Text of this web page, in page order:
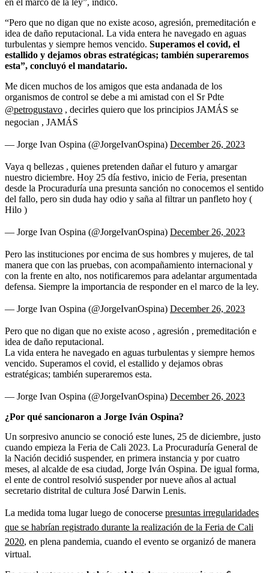
“Pero que no digan que no existe acoso, agresión, premeditación e
idea de daño reputacional. La vida entera he navegado en aguas
turbulentas y siempre hemos vencido. Superamos el covid, el
estallido y dejamos obras estratégicas; también superaremos
esta”, concluyó el mandatario.
Me dicen muchos de los amigos que esta andanada de los
organismos de control se debe a mi amistad con el Sr Pdte
@petrogustavo , decirles quiero que los principios JAMÁS se
negocian , JAMÁS
— Jorge Ivan Ospina (@JorgeIvanOspina) December 26, 2023
Vaya q bellezas , quienes pretenden dañar el futuro y amargar
nuestro diciembre. Hoy 25 día festivo, inicio de Feria, presentan
desde la Procuraduría una presunta sanción no conocemos el sentido
del fallo, pero sin duda hay odio y saña al filtrar un panfleto hoy (
Hilo )
— Jorge Ivan Ospina (@JorgeIvanOspina) December 26, 2023
Pero las instituciones por encima de sus hombres y mujeres, de tal
manera que con las pruebas, con acompañamiento internacional y
con la frente en alto, nos notificaremos para adelantar argumentada
defensa. Siempre la importancia de responder en el marco de la ley.
— Jorge Ivan Ospina (@JorgeIvanOspina) December 26, 2023
Pero que no digan que no existe acoso , agresión , premeditación e
idea de daño reputacional.
La vida entera he navegado en aguas turbulentas y siempre hemos
vencido. Superamos el covid, el estallido y dejamos obras
estratégicas; también superaremos esta.
— Jorge Ivan Ospina (@JorgeIvanOspina) December 26, 2023
¿Por qué sancionaron a Jorge Iván Ospina?
Un sorpresivo anuncio se conoció este lunes, 25 de diciembre, justo
cuando empieza la Feria de Cali 2023. La Procuraduría General de
la Nación decidió suspender, en primera instancia y por cuatro
meses, al alcalde de esa ciudad, Jorge Iván Ospina. De igual forma,
el ente de control resolvió suspender por nueve años al actual
secretario distrital de cultura José Darwin Lenis.
La medida toma lugar luego de conocerse presuntas irregularidades
que se habrían registrado durante la realización de la Feria de Cali
2020, en plena pandemia, cuando el evento se organizó de manera
virtual.